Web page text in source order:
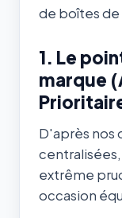
de boîtes de
1. Le
marque
D'après nos
extrême
occasion